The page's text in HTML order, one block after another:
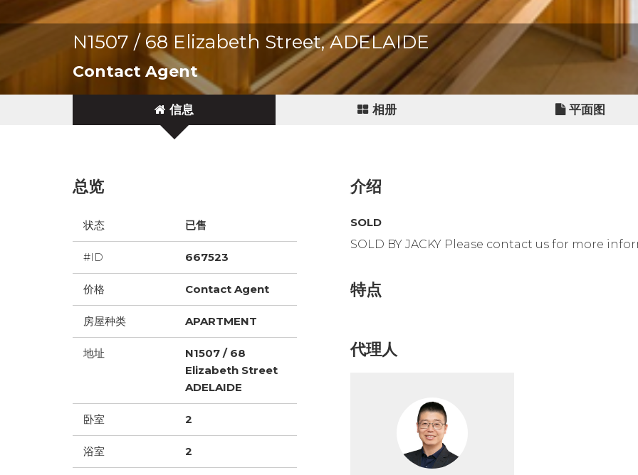
N1507 / 68 Elizabeth Street, ADELAIDE
Contact Agent
信息 相册 平面图
总览
状态 已售
#ID 667523
价格 Contact Agent
房屋种类 APARTMENT
地址
N1507 / 68
Elizabeth Street
ADELAIDE
卧室 2
浴室 2
介绍
SOLD
SOLD BY JACKY Please contact us for more
特点
代理人